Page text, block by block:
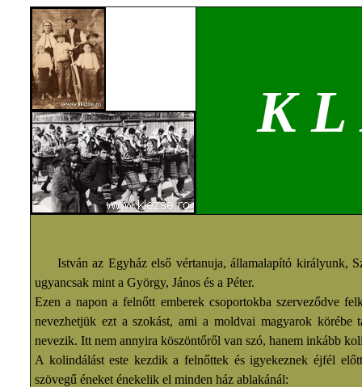
K L
István az Egyház első vértanuja, államalapító királyunk,
ugyancsak mint a György, János és a Péter.
Ezen a napon a felnőtt emberek csoportokba szerveződve
nevezhetjük ezt a szokást, ami a moldvai magyarok körébe
nevezik. Itt nem annyira köszöntőről van szó, hanem inkább
A kolindálást este kezdik a felnőttek és igyekeznek éjfél
szövegű éneket énekelik el minden ház ablakánál: